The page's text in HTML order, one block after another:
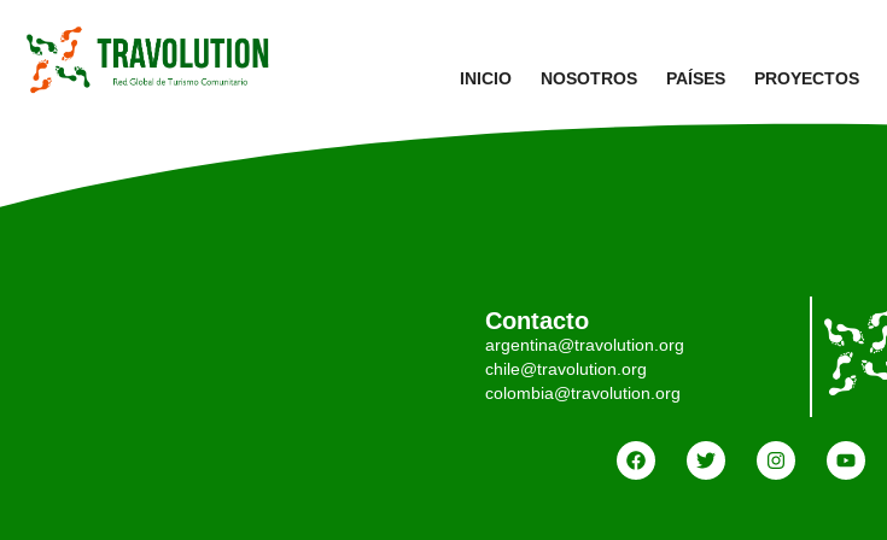
INICIO NOSOTROS PAÍSES PROYECTOS
Contacto
argentina@travolution.org
chile@travolution.org
colombia@travolution.org